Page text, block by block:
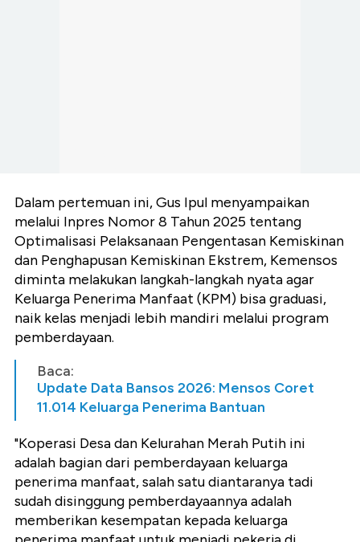
Dalam pertemuan ini, Gus Ipul menyampaikan
melalui Inpres Nomor 8 Tahun 2025 tentang
Optimalisasi Pelaksanaan Pengentasan Kemiskinan
dan Penghapusan Kemiskinan Ekstrem, Kemensos
diminta melakukan langkah-langkah nyata agar
Keluarga Penerima Manfaat (KPM) bisa graduasi,
naik kelas menjadi lebih mandiri melalui program
pemberdayaan.
Baca:
Update Data Bansos 2026: Mensos Coret
11.014 Keluarga Penerima Bantuan
"Koperasi Desa dan Kelurahan Merah Putih ini
adalah bagian dari pemberdayaan keluarga
penerima manfaat, salah satu diantaranya tadi
sudah disinggung pemberdayaannya adalah
memberikan kesempatan kepada keluarga